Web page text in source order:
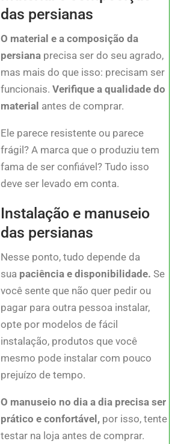
das persianas
O material e a composição da
persiana precisa ser do seu agrado,
mas mais do que isso: precisam ser
funcionais. Verifique a qualidade do
material antes de comprar.
Ele parece resistente ou parece
frágil? A marca que o produziu tem
fama de ser confiável? Tudo isso
deve ser levado em conta.
Instalação e manuseio
das persianas
Nesse ponto, tudo depende da
sua paciência e disponibilidade. Se
você sente que não quer pedir ou
pagar para outra pessoa instalar,
opte por modelos de fácil
instalação, produtos que você
mesmo pode instalar com pouco
prejuízo de tempo.
O manuseio no dia a dia precisa ser
prático e confortável, por isso, tente
testar na loja antes de comprar.